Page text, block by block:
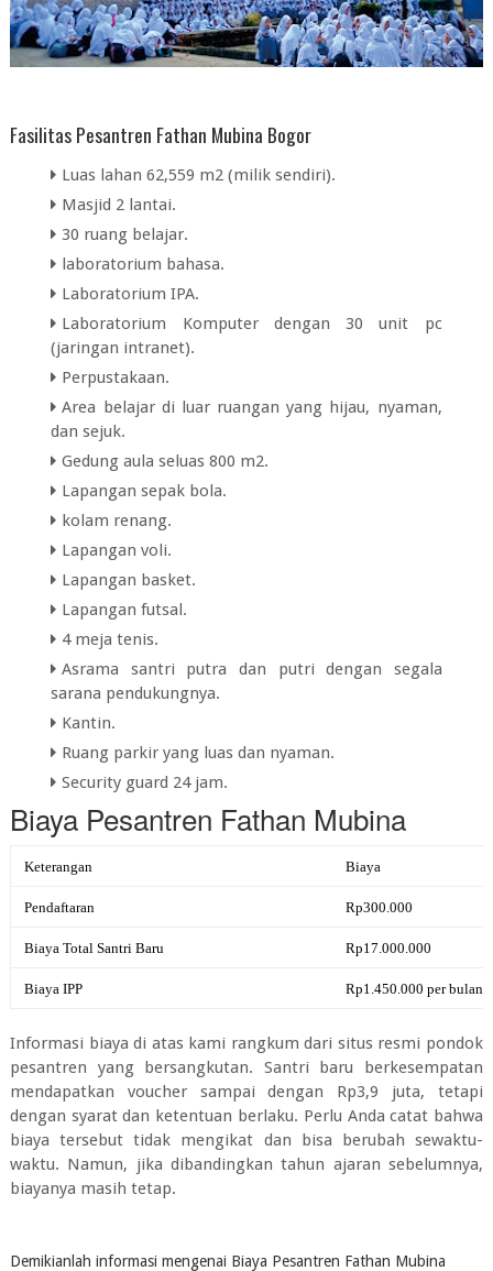
Fasilitas Pesantren Fathan Mubina Bogor
Luas lahan 62,559 m2 (milik sendiri).
Masjid 2 lantai.
30 ruang belajar.
laboratorium bahasa.
Laboratorium IPA.
Laboratorium Komputer dengan 30 unit pc
(jaringan intranet).
Perpustakaan.
Area belajar di luar ruangan yang hijau, nyaman,
dan sejuk.
Gedung aula seluas 800 m2.
Lapangan sepak bola.
kolam renang.
Lapangan voli.
Lapangan basket.
Lapangan futsal.
4 meja tenis.
Asrama santri putra dan putri dengan segala
sarana pendukungnya.
Kantin.
Ruang parkir yang luas dan nyaman.
Security guard 24 jam.
Biaya Pesantren Fathan Mubina
Keterangan Biaya
Pendaftaran Rp300.000
Biaya Total Santri Baru Rp17.000.000
Biaya IPP Rp1.450.000 per bulan
Informasi biaya di atas kami rangkum dari situs resmi pondok
pesantren yang bersangkutan. Santri baru berkesempatan
mendapatkan voucher sampai dengan Rp3,9 juta, tetapi
dengan syarat dan ketentuan berlaku. Perlu Anda catat bahwa
biaya tersebut tidak mengikat dan bisa berubah sewaktu-
waktu. Namun, jika dibandingkan tahun ajaran sebelumnya,
biayanya masih tetap.
Demikianlah informasi mengenai Biaya Pesantren Fathan Mubina